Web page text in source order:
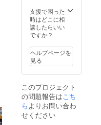
第三者
の権利
を侵害
すると
判断し
た場合
を見送
らせて
いただ
きま
す。 ※
お名前
の掲載
（全
角）
②アル
ファ
の場
合： 最
大35文
字以内
スペー
ス含
む） ※
特殊文
字や記
合： 最
大35文
字以内
（半角
ス含
特殊文
字や記
号は使
用でき
ませ
ん。 ※
公序良
タ（PC
/ モバイ
ル） 4.
エンド
クレ
ジット
き下ろ
しTシャ
ツ 6.画
コンテ
ブック
listing
conditio
ns, and
event
are not
listed
here.
Please
to
check
the
main
project
支援で困った
時はどこに相
談したらいい
ですか？
ヘルプページを
見る
このプロジェクト
の問題報告はこち
ら よりお問い合わ
せください